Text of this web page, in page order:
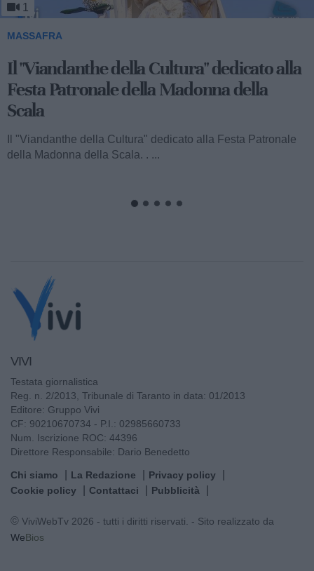
1
MASSAFRA
Il "Viandanthe della Cultura" dedicato alla
Festa Patronale della Madonna della
Scala
Il "Viandanthe della Cultura" dedicato alla Festa Patronale
della Madonna della Scala. . ...
VIVI
Testata giornalistica
Reg. n. 2/2013, Tribunale di Taranto in data: 01/2013
Editore: Gruppo Vivi
CF: 90210670734 - P.I.: 02985660733
Num. Iscrizione ROC: 44396
Direttore Responsabile: Dario Benedetto
Chi siamo La Redazione
Privacy policy
Cookie policy
Contattaci Pubblicità
© ViviWebTv 2026 - tutti i diritti riservati. - Sito realizzato da
WeBios